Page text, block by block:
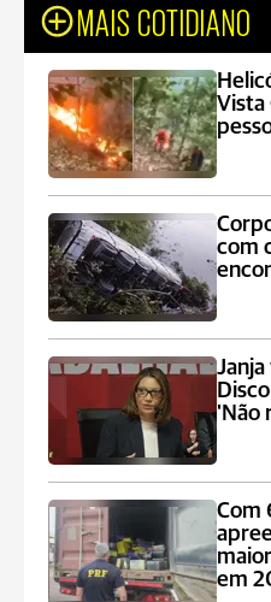
MAIS COTIDIANO
Vista
com
'Não
Com
em